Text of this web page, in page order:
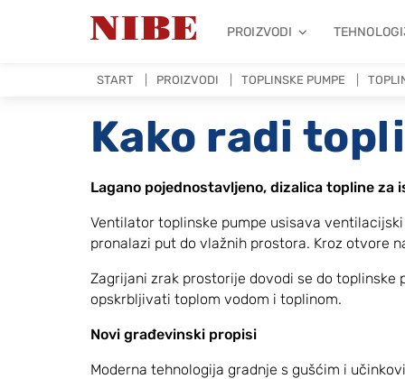
PROIZVODI
START PROIZVODI TOPLINSKE PUMPE
Kako radi
Lagano pojednostavljeno, dizalica topline za
Ventilator toplinske pumpe usisava
pronalazi put do vlažnih prostora. Kroz otvore
Zagrijani zrak prostorije dovodi se do toplinske
opskrbljivati ​​toplom vodom i toplinom.
Novi građevinski propisi
Moderna tehnologija gradnje s gušćim i